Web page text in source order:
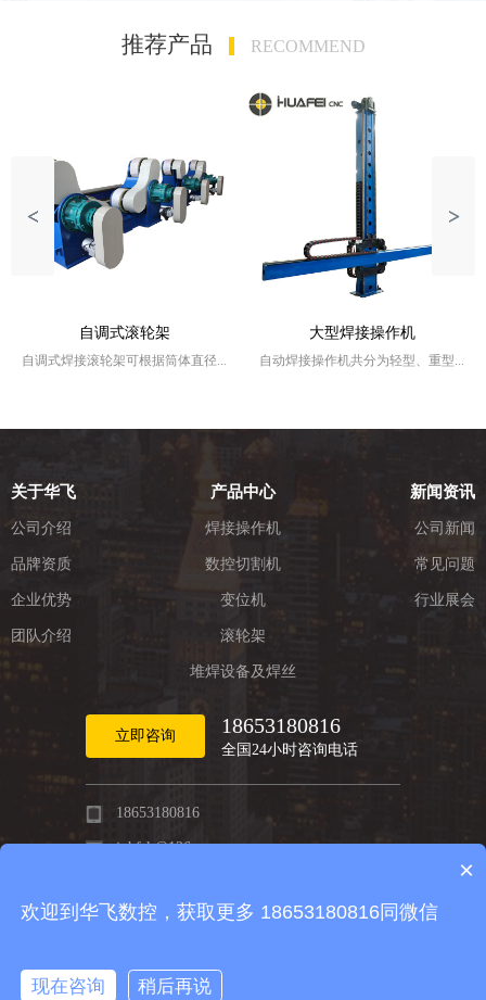
推荐产品 RECOMMEND
自调式滚轮架
自调式焊接滚轮架可根据筒体直径...
大型焊接操作机
自动焊接操作机共分为轻型、重型...
关于华飞
公司介绍
品牌资质
企业优势
团队介绍
产品中心
焊接操作机
数控切割机
变位机
滚轮架
堆焊设备及焊丝
新闻资讯
公司新闻
常见问题
行业展会
立即咨询 18653180816
全国24小时咨询电话
18653180816
jnhfsk@126.com
×
欢迎到华飞数控，获取更多 18653180816同微信
现在咨询 稍后再说